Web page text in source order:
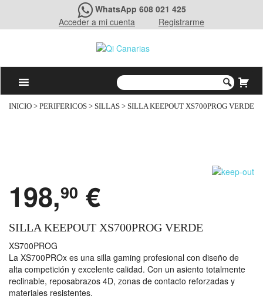
WhatsApp 608 021 425
Acceder a mi cuenta
Registrarme
INICIO > PERIFERICOS > SILLAS > SILLA KEEPOUT XS700PROG VERDE
198,90 €
SILLA KEEPOUT XS700PROG VERDE
XS700PROG
La XS700PROx es una silla gaming profesional con diseño de
alta competición y excelente calidad. Con un asiento totalmente
reclinable, reposabrazos 4D, zonas de contacto reforzadas y
materiales resistentes.